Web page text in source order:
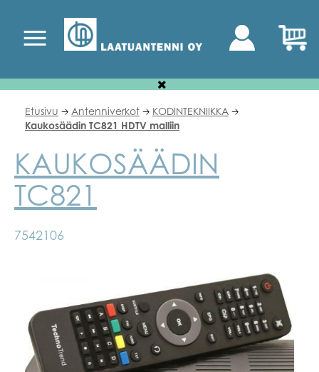
Etusivu 🡢 Antenniverkot 🡢 KODINTEKNIIKKA 🡢
Kaukosäädin TC821 HDTV malliin
KAUKOSÄÄDIN
TC821
7542106